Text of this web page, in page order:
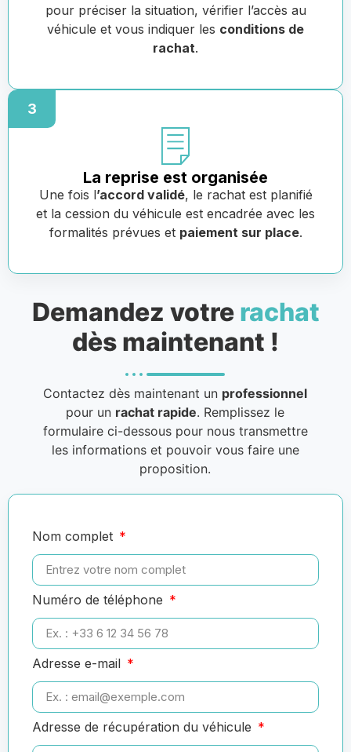
pour préciser la situation, vérifier l’accès au
véhicule et vous indiquer les conditions de
rachat.
3
La reprise est organisée
Une fois l’accord validé, le rachat est planifié
et la cession du véhicule est encadrée avec les
formalités prévues et paiement sur place.
Demandez votre rachat
dès maintenant !
Contactez dès maintenant un professionnel
pour un rachat rapide. Remplissez le
formulaire ci-dessous pour nous transmettre
les informations et pouvoir vous faire une
proposition.
Nom complet
Numéro de téléphone
Adresse e-mail
Adresse de récupération du véhicule